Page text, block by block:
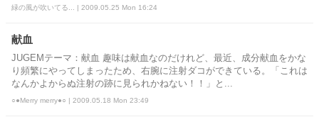
緑の風が吹いてる... | 2009.05.25 Mon 16:24
献血
JUGEMテーマ：献血 趣味は献血なのだけれど、最近、成分献血をかな
り頻繁にやってしまったため、右腕に注射ダコができている。「これは
なんかよからぬ注射の跡に見られかねない！！」と...
○●Merry merry●○ | 2009.05.18 Mon 23:49